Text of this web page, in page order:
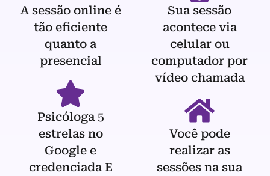
A sessão online é
tão eficiente
quanto a
presencial
Psicóloga 5
estrelas no
Google e
credenciada E
Sua sessão
acontece via
celular ou
computador por
vídeo chamada
Você pode
realizar as
sessões na sua